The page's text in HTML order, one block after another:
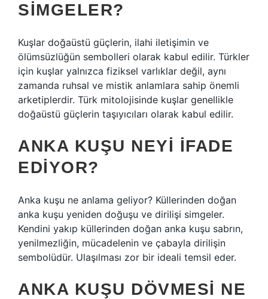
SIMGELER?
Kuşlar doğaüstü güçlerin, ilahi iletişimin ve
ölümsüzlüğün sembolleri olarak kabul edilir. Türkler
için kuşlar yalnızca fiziksel varlıklar değil, aynı
zamanda ruhsal ve mistik anlamlara sahip önemli
arketiplerdir. Türk mitolojisinde kuşlar genellikle
doğaüstü güçlerin taşıyıcıları olarak kabul edilir.
ANKA KUŞU NEYI IFADE
EDIYOR?
Anka kuşu ne anlama geliyor? Küllerinden doğan
anka kuşu yeniden doğuşu ve dirilişi simgeler.
Kendini yakıp küllerinden doğan anka kuşu sabrın,
yenilmezliğin, mücadelenin ve çabayla dirilişin
sembolüdür. Ulaşılması zor bir ideali temsil eder.
ANKA KUŞU DÖVMESI NE